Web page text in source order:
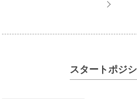
スタートポジ